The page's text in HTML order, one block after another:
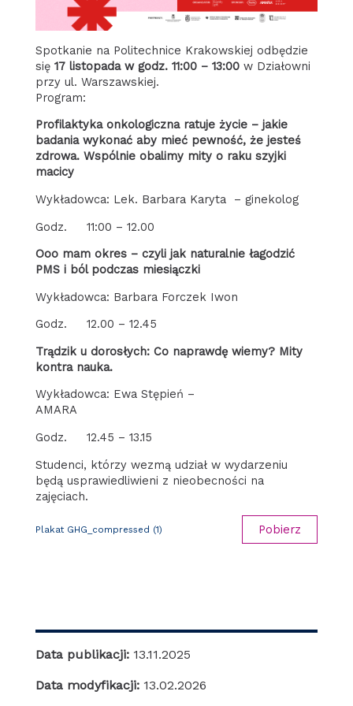
Spotkanie na Politechnice Krakowskiej odbędzie
się 17 listopada w godz. 11:00 – 13:00 w Działowni
przy ul. Warszawskiej.
Program:
Profilaktyka onkologiczna ratuje życie – jakie
badania wykonać aby mieć pewność, że jesteś
zdrowa. Wspólnie obalimy mity o raku szyjki
macicy
Wykładowca: Lek. Barbara Karyta – ginekolog
Godz. 11:00 – 12.00
Ooo mam okres – czyli jak naturalnie łagodzić
PMS i ból podczas miesiączki
Wykładowca: Barbara Forczek Iwon
Godz. 12.00 – 12.45
Trądzik u dorosłych: Co naprawdę wiemy? Mity
kontra nauka.
Wykładowca: Ewa Stępień –
AMARA
Godz. 12.45 – 13.15
Studenci, którzy wezmą udział w wydarzeniu
będą usprawiedliwieni z nieobecności na
zajęciach.
Plakat GHG_compressed (1) Pobierz
Data publikacji: 13.11.2025
Data modyfikacji: 13.02.2026